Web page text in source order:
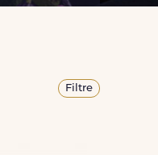
Filtre